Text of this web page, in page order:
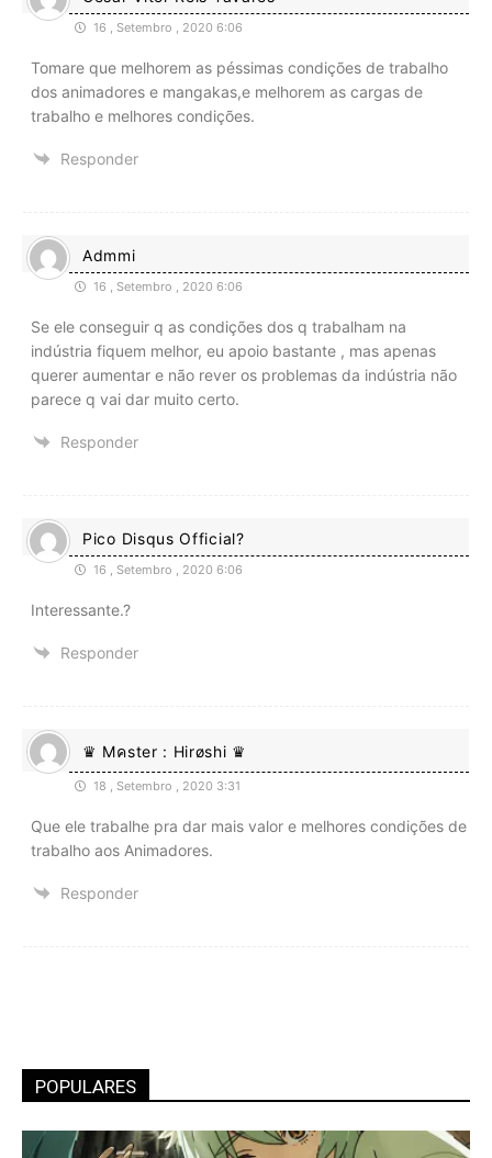
16 , Setembro , 2020 6:06
Tomare que melhorem as péssimas condições de trabalho
dos animadores e mangakas,e melhorem as cargas de
trabalho e melhores condições.
Responder
Admmi
16 , Setembro , 2020 6:06
Se ele conseguir q as condições dos q trabalham na
indústria fiquem melhor, eu apoio bastante , mas apenas
querer aumentar e não rever os problemas da indústria não
parece q vai dar muito certo.
Responder
Pico Disqus Official?
16 , Setembro , 2020 6:06
Interessante.?
Responder
♛ Mคster : Hirøshi ♛
18 , Setembro , 2020 3:31
Que ele trabalhe pra dar mais valor e melhores condições de
trabalho aos Animadores.
Responder
POPULARES